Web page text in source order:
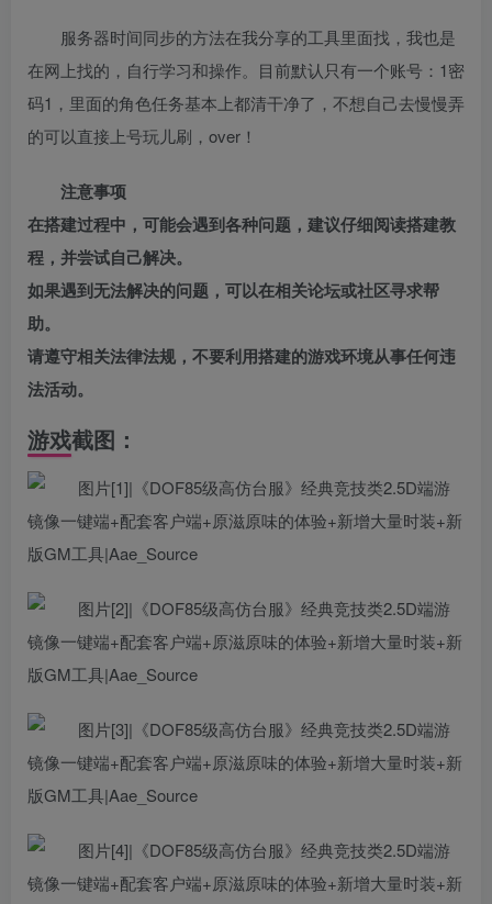
服务器时间同步的方法在我分享的工具里面找，我也是
在网上找的，自行学习和操作。目前默认只有一个账号：1密
码1，里面的角色任务基本上都清干净了，不想自己去慢慢弄
的可以直接上号玩儿刷，over！
注意事项
在搭建过程中，可能会遇到各种问题，建议仔细阅读搭建教
程，并尝试自己解决。
如果遇到无法解决的问题，可以在相关论坛或社区寻求帮
助。
请遵守相关法律法规，不要利用搭建的游戏环境从事任何违
法活动。
游戏截图：